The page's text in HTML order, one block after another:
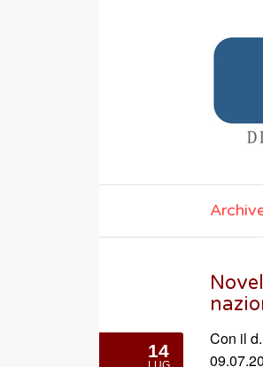
14
Con il